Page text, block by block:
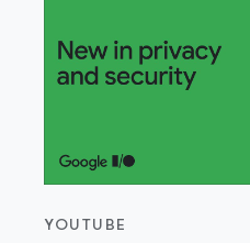
YOUTUBE